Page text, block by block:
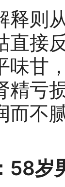
释则
直接
味甘
精亏
而不
58岁